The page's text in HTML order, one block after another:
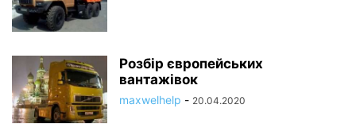
Розбір європейських
вантажівок
maxwelhelp - 20.04.2020